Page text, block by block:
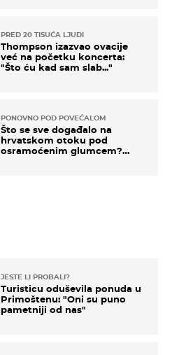
PRED 20 TISUĆA LJUDI
Thompson izazvao ovacije
već na početku koncerta:
"Što ću kad sam slab..."
PONOVNO POD POVEĆALOM
Što se sve događalo na
hrvatskom otoku pod
osramoćenim glumcem?
JESTE LI PROBALI?
Turisticu oduševila ponuda u
Primoštenu: "Oni su puno
pametniji od nas"